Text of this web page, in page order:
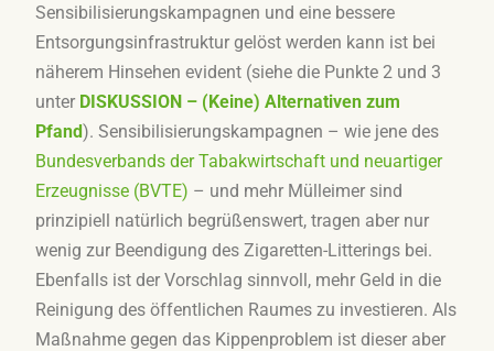
Sensibilisierungskampagnen und eine bessere
Entsorgungsinfrastruktur gelöst werden kann ist bei
näherem Hinsehen evident (siehe die Punkte 2 und 3
unter DISKUSSION – (Keine) Alternativen zum
Pfand). Sensibilisierungskampagnen – wie jene des
Bundesverbands der Tabakwirtschaft und neuartiger
Erzeugnisse (BVTE) – und mehr Mülleimer sind
prinzipiell natürlich begrüßenswert, tragen aber nur
wenig zur Beendigung des Zigaretten-Litterings bei.
Ebenfalls ist der Vorschlag sinnvoll, mehr Geld in die
Reinigung des öffentlichen Raumes zu investieren. Als
Maßnahme gegen das Kippenproblem ist dieser aber